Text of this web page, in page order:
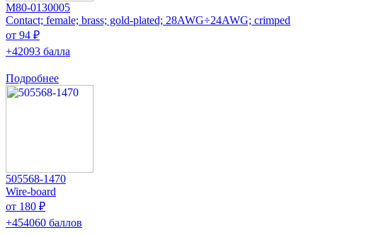
M80-0130005
Contact; female; brass; gold-plated; 28AWG÷24AWG; crimped
от 94 ₽
+42093 балла
Подробнее
505568-1470
Wire-board
от 180 ₽
+454060 баллов